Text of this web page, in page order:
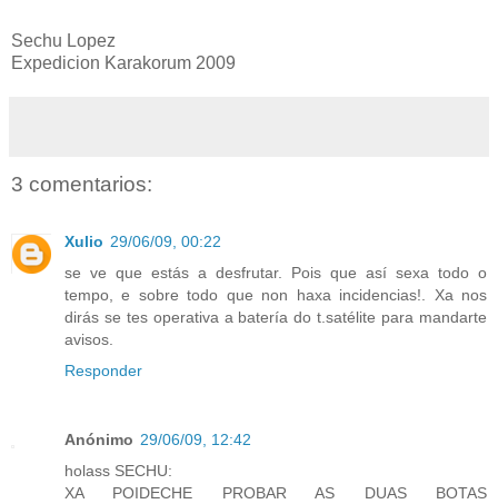
Sechu Lopez
Expedicion Karakorum 2009
3 comentarios:
Xulio 29/06/09, 00:22
se ve que estás a desfrutar. Pois que así sexa todo o
tempo, e sobre todo que non haxa incidencias!. Xa nos
dirás se tes operativa a batería do t.satélite para mandarte
avisos.
Responder
Anónimo 29/06/09, 12:42
holass SECHU:
XA POIDECHE PROBAR AS DUAS BOTAS